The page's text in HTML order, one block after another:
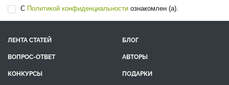
С Политикой конфиденциальности ознакомлен (а).
ЛЕНТА СТАТЕЙ
БЛОГ
ВОПРОС-ОТВЕТ
АВТОРЫ
КОНКУРСЫ
ПОДАРКИ